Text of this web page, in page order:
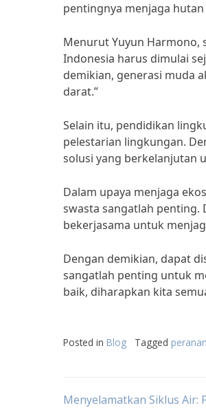
pentingnya menjaga
Menurut Yuyun Harmono,
Indonesia harus dimulai
demikian, generasi muda
darat.”
Selain itu, pendidikan
pelestarian lingkungan.
solusi yang berkelanjutan
Dalam upaya menjaga
swasta sangatlah penting.
bekerjasama untuk
Dengan demikian, dapat
sangatlah penting untuk
baik, diharapkan kita
Posted in Blog Tagged
Menyelamatkan Siklus Air: